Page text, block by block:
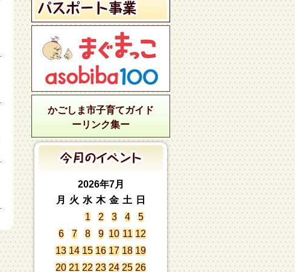
かごしま市子育てガイド
ーリンク集ー
2026年7月
月
火 水 木 金 土
日
1
2 3 4
5
6
7 8 9 10 11 12
13 14 15 16 17 18 19
20 21 22 23 24 25 26